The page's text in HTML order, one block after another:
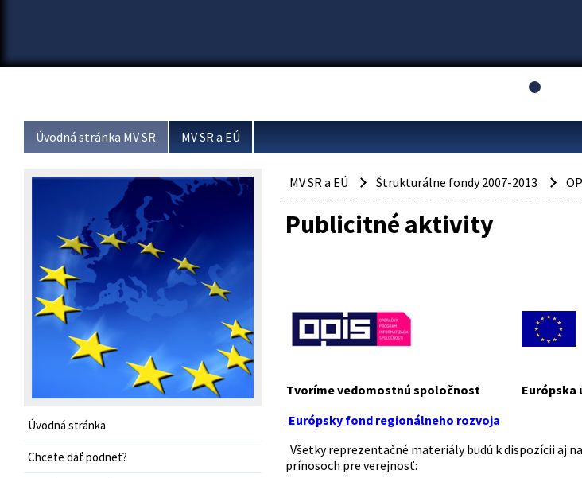
Úvodná stránka MV SR MV SR a EÚ
Úvodná stránka
Chcete dať podnet?
MV SR a EÚ Štrukturálne fondy 2007-2013
Publicitné aktivity
Tvoríme vedomostnú spoločnosť Európska
Európsky fond regionálneho rozvoja
Všetky reprezentačné materiály budú k dispozícii aj
prínosoch pre verejnosť: